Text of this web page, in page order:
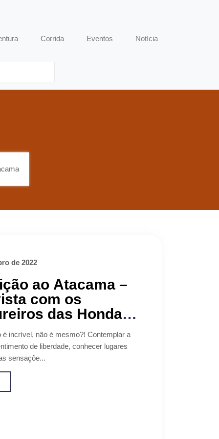
Corrida Eventos Notícia
de 2022
ao Atacama –
com os
das Honda
é incrível, não é mesmo?! Contemplar a
de liberdade, conhecer lugares
sensaçõe...